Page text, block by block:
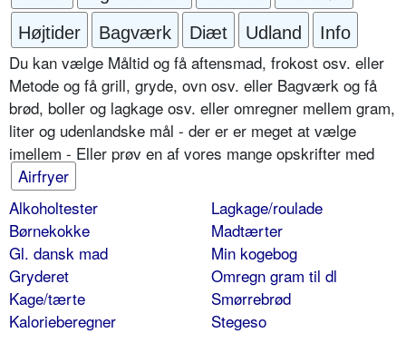
Højtider
Bagværk Diæt Udland Info
Du kan vælge Måltid og få aftensmad, frokost osv. eller
Metode og få grill, gryde, ovn osv. eller Bagværk og få
brød, boller og lagkage osv. eller omregner mellem gram,
liter og udenlandske mål - der er er meget at vælge
imellem - Eller prøv en af vores mange opskrifter med
Airfryer
Alkoholtester
Børnekokke
Gl. dansk mad
Gryderet
Kage/tærte
Kalorieberegner
Lagkage/roulade
Madtærter
Min kogebog
Omregn gram til dl
Smørrebrød
Stegeso